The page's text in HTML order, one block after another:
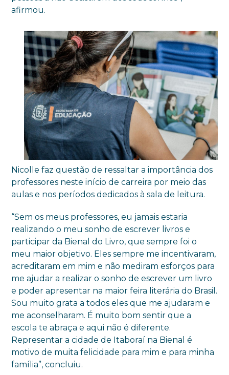
afirmou.
Nicolle faz questão de ressaltar a importância dos
professores neste início de carreira por meio das
aulas e nos períodos dedicados à sala de leitura.
“Sem os meus professores, eu jamais estaria
realizando o meu sonho de escrever livros e
participar da Bienal do Livro, que sempre foi o
meu maior objetivo. Eles sempre me incentivaram,
acreditaram em mim e não mediram esforços para
me ajudar a realizar o sonho de escrever um livro
e poder apresentar na maior feira literária do Brasil.
Sou muito grata a todos eles que me ajudaram e
me aconselharam. É muito bom sentir que a
escola te abraça e aqui não é diferente.
Representar a cidade de Itaboraí na Bienal é
motivo de muita felicidade para mim e para minha
família”, concluiu.